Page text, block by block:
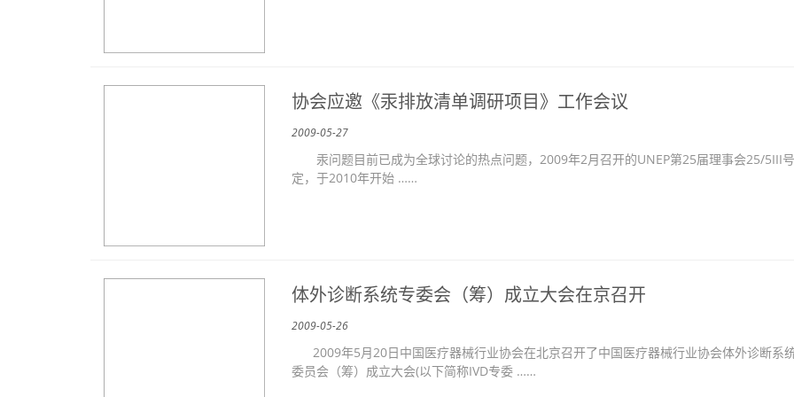
协会应邀《汞排放清单调研项目》工作会议
2009-05-27
汞问题目前已成为全球讨论的热点问题，2009年2月召开的UNEP第25届理事会25/5III
定，于2010年开始 ……
体外诊断系统专委会（筹）成立大会在京召开
2009-05-26
2009年5月20日中国医疗器械行业协会在北京召开了中国医疗器械行业协会体外诊断系
委员会（筹）成立大会(以下简称IVD专委 ……